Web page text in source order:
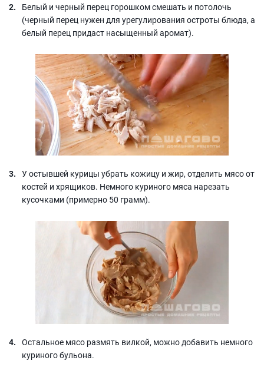
Белый и черный перец горошком смешать и потолочь
(черный перец нужен для урегулирования остроты блюда, а
белый перец придаст насыщенный аромат).
У остывшей курицы убрать кожицу и жир, отделить мясо от
костей и хрящиков. Немного куриного мяса нарезать
кусочками (примерно 50 грамм).
Остальное мясо размять вилкой, можно добавить немного
куриного бульона.